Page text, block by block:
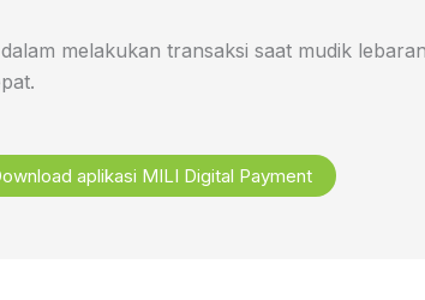
melakukan transaksi saat mudik
aplikasi MILI Digital Payment